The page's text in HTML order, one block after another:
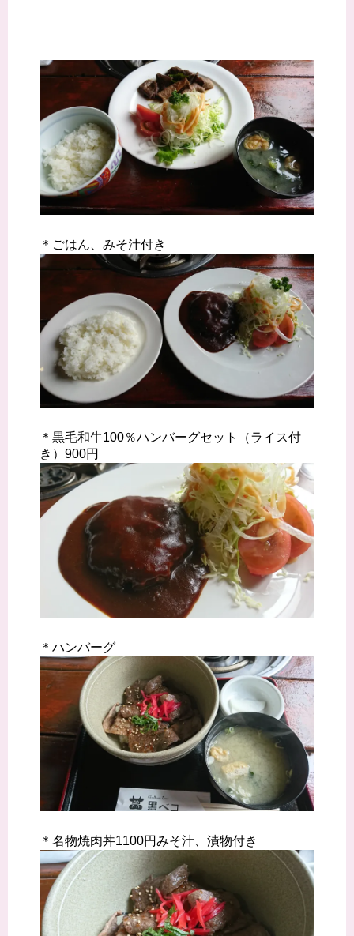
＊ごはん、みそ汁付き
＊黒毛和牛100％ハンバーグセット（ライス付
き）900円
＊ハンバーグ
＊名物焼肉丼1100円みそ汁、漬物付き